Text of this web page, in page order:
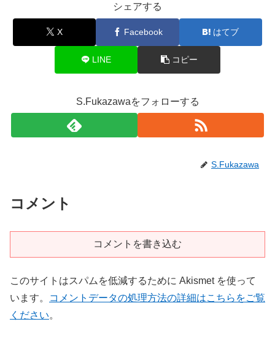
シェアする
X Facebook はてブ
LINE コピー
S.Fukazawaをフォローする
S.Fukazawa
コメント
コメントを書き込む
このサイトはスパムを低減するために Akismet を使って
います。
コメントデータの処理方法の詳細はこちらをご覧
ください。